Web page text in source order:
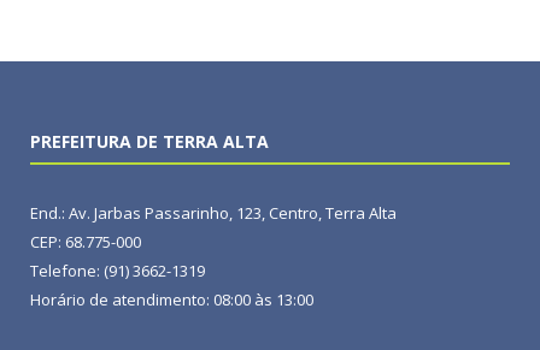
PREFEITURA DE TERRA ALTA
End.: Av. Jarbas Passarinho, 123, Centro, Terra Alta
CEP: 68.775-000
Telefone: (91) 3662-1319
Horário de atendimento: 08:00 às 13:00